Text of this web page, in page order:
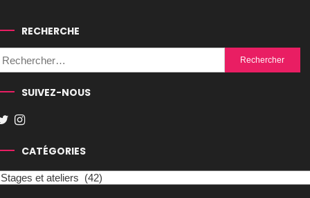
RECHERCHE
Rechercher :
SUIVEZ-NOUS
CATÉGORIES